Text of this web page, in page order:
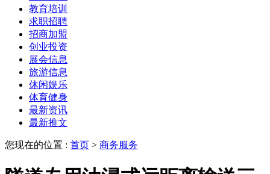
教育培训
求职招聘
招商加盟
创业投资
展会信息
旅游信息
休闲娱乐
体育健身
最新资讯
最新推文
您现在的位置 : 首页 > 商务服务